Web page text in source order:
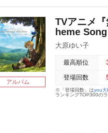
アルバム
TVアニメ
heme
大原ゆい子
最高順位
登場回数
※「登場回数」はyou大
ランキングTOP300の